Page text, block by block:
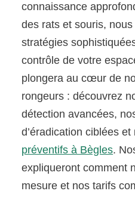
connaissance
des rats et souris,
stratégies
contrôle de votre
plongera au cœur de
rongeurs : découvrez
détection avancées,
d’éradication ciblées et
préventifs à Bègles.
expliqueront comment
mesure et nos tarifs